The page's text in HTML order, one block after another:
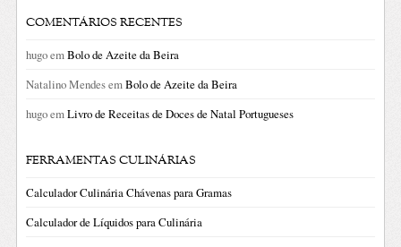
COMENTÁRIOS RECENTES
hugoemBolo de Azeite da Beira
Natalino MendesemBolo de Azeite da Beira
hugoemLivro de Receitas de Doces de Natal Portugueses
FERRAMENTAS CULINÁRIAS
Calculador Culinária Chávenas para Gramas
Calculador de Líquidos para Culinária